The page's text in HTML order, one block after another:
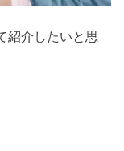
紹介したいと思